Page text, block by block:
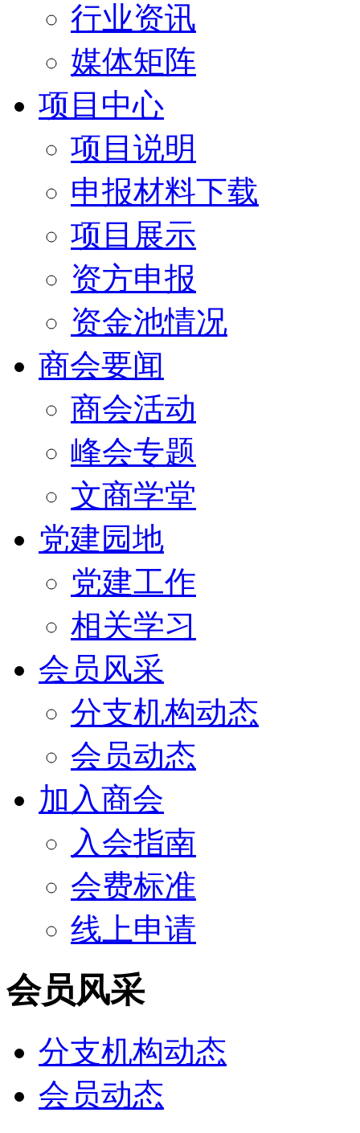
行业资讯
媒体矩阵
项目中心
项目说明
申报材料下载
项目展示
资方申报
资金池情况
商会要闻
商会活动
峰会专题
文商学堂
党建园地
党建工作
相关学习
会员风采
分支机构动态
会员动态
加入商会
入会指南
会费标准
线上申请
会员风采
分支机构动态
会员动态